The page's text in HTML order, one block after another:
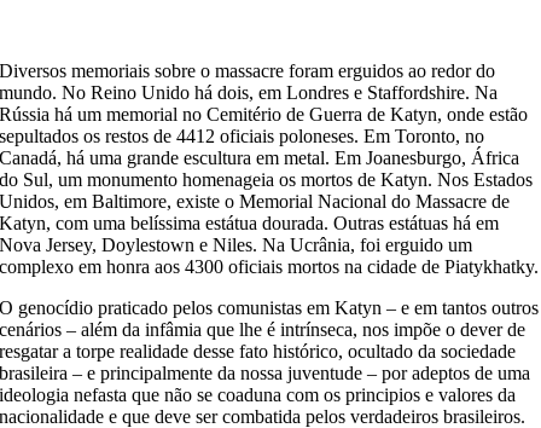
Diversos memoriais sobre o massacre foram erguidos ao redor do
mundo. No Reino Unido há dois, em Londres e Staffordshire. Na
Rússia há um memorial no Cemitério de Guerra de Katyn, onde estão
sepultados os restos de 4412 oficiais poloneses. Em Toronto, no
Canadá, há uma grande escultura em metal. Em Joanesburgo, África
do Sul, um monumento homenageia os mortos de Katyn. Nos Estados
Unidos, em Baltimore, existe o Memorial Nacional do Massacre de
Katyn, com uma belíssima estátua dourada. Outras estátuas há em
Nova Jersey, Doylestown e Niles. Na Ucrânia, foi erguido um
complexo em honra aos 4300 oficiais mortos na cidade de Piatykhatky.
O genocídio praticado pelos comunistas em Katyn – e em tantos outros
cenários – além da infâmia que lhe é intrínseca, nos impõe o dever de
resgatar a torpe realidade desse fato histórico, ocultado da sociedade
brasileira – e principalmente da nossa juventude – por adeptos de uma
ideologia nefasta que não se coaduna com os principios e valores da
nacionalidade e que deve ser combatida pelos verdadeiros brasileiros.